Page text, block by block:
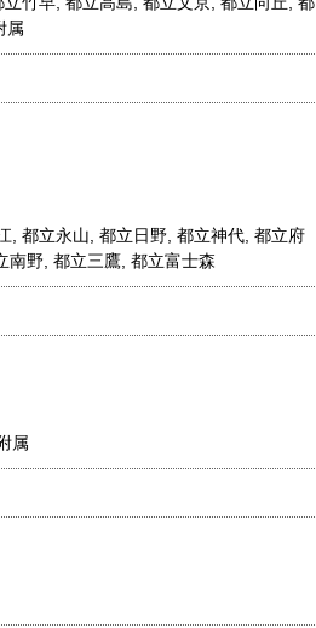
属
都立永山 都立日野, 都立神代, 都立府
南野, 都立三鷹, 都立富士森
属